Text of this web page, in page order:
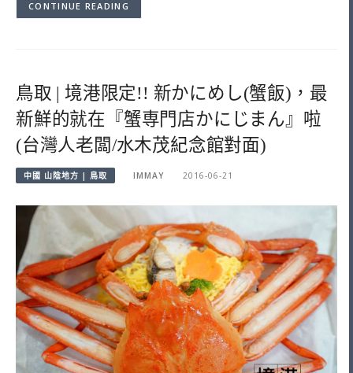
CONTINUE READING
鳥取 | 境港限定!! 新かにめし(蟹飯)，最
新鮮的就在『蟹専門店かにじまん』啦
(台灣人老闆/水木茂紀念館對面)
中國 山陰地方 | 鳥取 IMMAY 2016-06-21